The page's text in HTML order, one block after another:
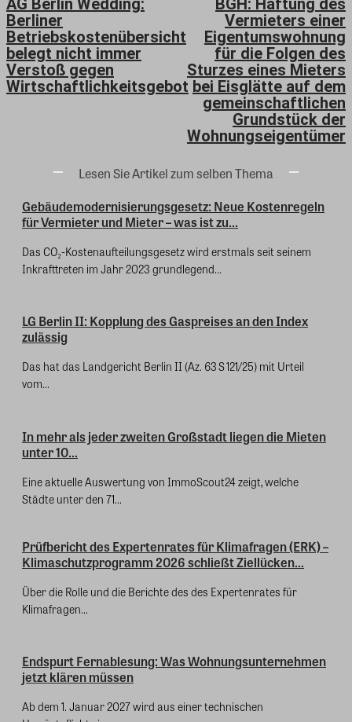
Berliner
Betriebskostenübersicht
belegt nicht immer
Verstoß gegen
Wirtschaftlichkeitsgebot
Vermieters einer
Eigentumswohnung
für die Folgen des
Sturzes eines Mieters
bei Eisglätte auf dem
gemeinschaftlichen
Grundstück der
Wohnungseigentümer
Lesen Sie Artikel zum selben Thema
Gebäudemodernisierungsgesetz: Neue Kostenregeln
für Vermieter und Mieter – was ist zu...
Das CO₂-Kostenaufteilungsgesetz wird erstmals seit seinem
Inkrafttreten im Jahr 2023 grundlegend...
LG Berlin II: Kopplung des Gaspreises an den Index
zulässig
Das hat das Landgericht Berlin II (Az. 63 S 121/25) mit Urteil
vom...
In mehr als jeder zweiten Großstadt liegen die Mieten
unter 10...
Eine aktuelle Auswertung von ImmoScout24 zeigt, welche
Städte unter den 71...
Prüfbericht des Expertenrates für Klimafragen (ERK) –
Klimaschutzprogramm 2026 schließt Ziellücken...
Über die Rolle und die Berichte des des Expertenrates für
Klimafragen...
Endspurt Fernablesung: Was Wohnungsunternehmen
jetzt klären müssen
Ab dem 1. Januar 2027 wird aus einer technischen